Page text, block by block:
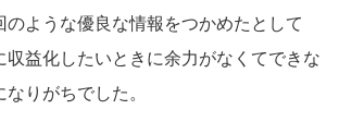
のような優良な情報をつかめたとして
収益化したいときに余力がなくてできな
りがちでした。